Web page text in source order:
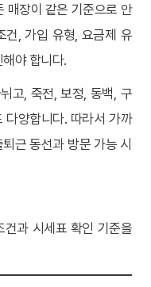
매장이 같은 기준으로 안
건, 가입 유형, 요금제 유
야 합니다.
고, 죽전, 보정, 동백, 구
다양합니다. 따라서 가까
근 동선과 방문 가능 시
과 시세표 확인 기준을